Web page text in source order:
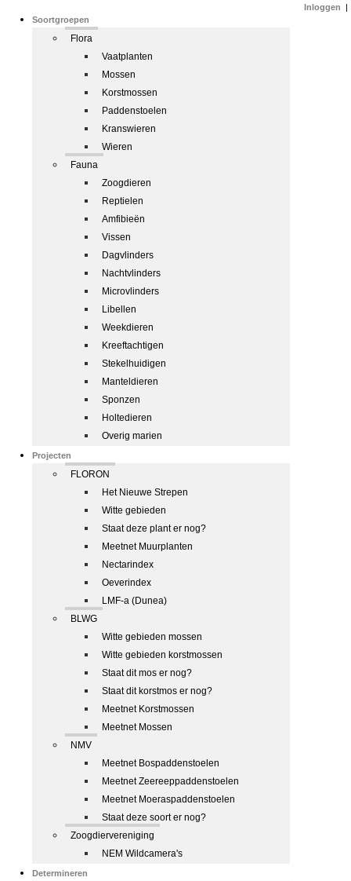
Soortgroepen
Flora
Vaatplanten
Mossen
Korstmossen
Paddenstoelen
Kranswieren
Wieren
Fauna
Zoogdieren
Reptielen
Amfibieën
Vissen
Dagvlinders
Nachtvlinders
Microvlinders
Libellen
Weekdieren
Kreeftachtigen
Stekelhuidigen
Manteldieren
Sponzen
Holtedieren
Overig marien
Projecten
FLORON
Het Nieuwe Strepen
Witte gebieden
Staat deze plant er nog?
Meetnet Muurplanten
Nectarindex
Oeverindex
LMF-a (Dunea)
BLWG
Witte gebieden mossen
Witte gebieden korstmossen
Staat dit mos er nog?
Staat dit korstmos er nog?
Meetnet Korstmossen
Meetnet Mossen
NMV
Meetnet Bospaddenstoelen
Meetnet Zeereeppaddenstoelen
Meetnet Moeraspaddenstoelen
Staat deze soort er nog?
Zoogdiervereniging
NEM Wildcamera's
Determineren
Inloggen |